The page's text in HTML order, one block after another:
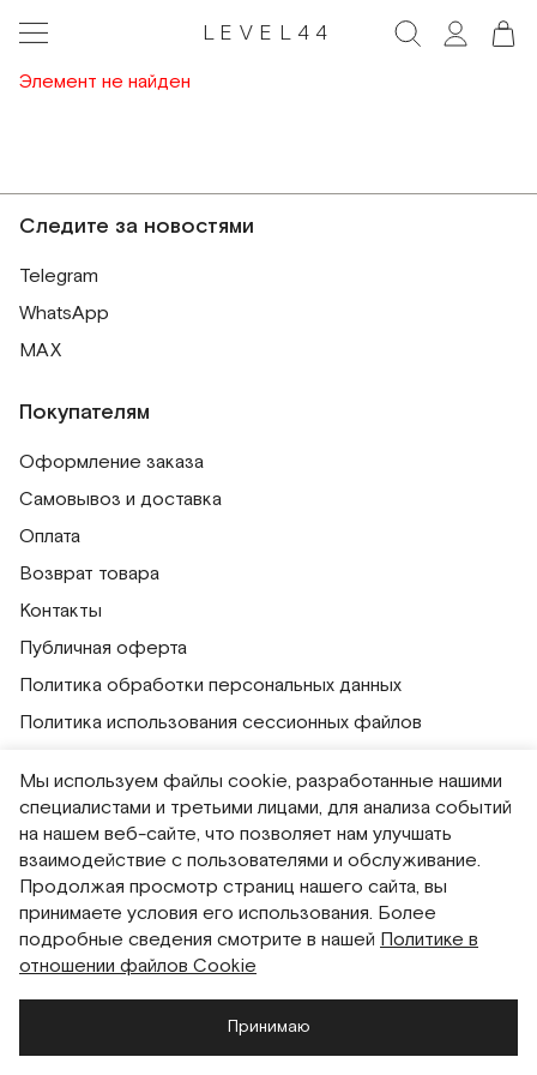
LEVEL44
Элемент не найден
Следите за новостями
Telegram
WhatsApp
MAX
Покупателям
Оформление заказа
Самовывоз и доставка
Оплата
Возврат товара
Контакты
Публичная оферта
Политика обработки персональных данных
Политика использования сессионных файлов
Согласие на обработку персональных данных
Система привилегий
Русский English
Мы используем файлы cookie, разработанные нашими
специалистами и третьими лицами, для анализа событий
на нашем веб-сайте, что позволяет нам улучшать
взаимодействие с пользователями и обслуживание.
Продолжая просмотр страниц нашего сайта, вы
принимаете условия его использования. Более
подробные сведения смотрите в нашей Политике в
отношении файлов Cookie
Принимаю